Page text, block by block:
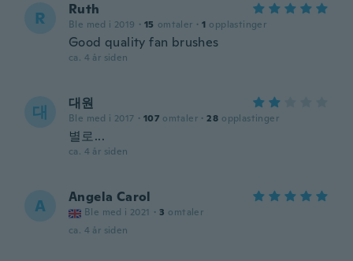
R Ruth
Ble med i 2019 · 15 omtaler · 1 opplastinger
Good quality fan brushes
ca. 4 år siden
대 대원
Ble med i 2017 · 107 omtaler · 28 opplastinger
별로...
ca. 4 år siden
A Angela Carol
Ble med i 2021 · 3 omtaler
ca. 4 år siden